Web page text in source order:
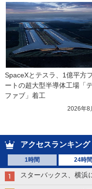
SpaceXとテスラ、1億平方
ートの超大型半導体工場「
ファブ」着工
2026年8
アクセスランキング
1時間 24時間
スターバックス、横浜